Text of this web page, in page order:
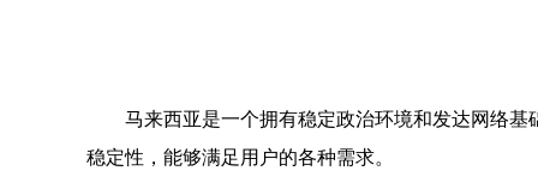
马来西亚是一个拥有稳定政治环境和发达网络
稳定性，能够满足用户的各种需求。